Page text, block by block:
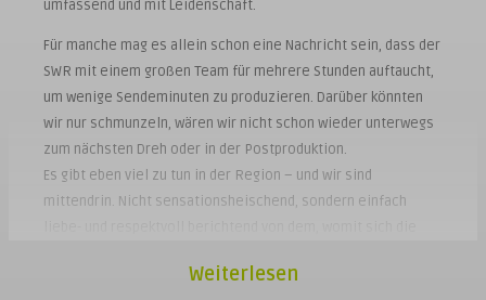
umfassend und mit Leidenschaft.
Für manche mag es allein schon eine Nachricht sein, dass der
SWR mit einem großen Team für mehrere Stunden auftaucht,
um wenige Sendeminuten zu produzieren. Darüber könnten
wir nur schmunzeln, wären wir nicht schon wieder unterwegs
zum nächsten Dreh oder in der Postproduktion.
Es gibt eben viel zu tun in der Region – und wir sind
mittendrin. Nicht sensationsheischend, sondern einfach
Weiterlesen